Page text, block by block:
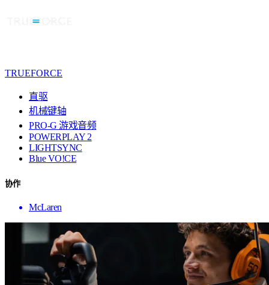
TRUEFORCE
直驱
机械键轴
PRO-G 游戏音频
POWERPLAY 2
LIGHTSYNC
Blue VO!CE
协作
McLaren